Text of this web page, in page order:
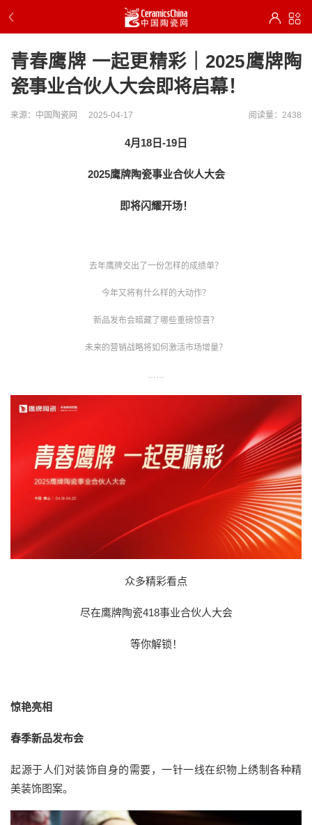
青春鹰牌 一起更精彩｜2025鹰牌陶
瓷事业合伙人大会即将启幕！
来源：中国陶瓷网 2025-04-17 阅读量：2438
4月18日-19日
2025鹰牌陶瓷事业合伙人大会
即将闪耀开场！
去年鹰牌交出了一份怎样的成绩单？
今年又将有什么样的大动作？
新品发布会暗藏了哪些重磅惊喜？
未来的营销战略将如何激活市场增量？
……
众多精彩看点
尽在鹰牌陶瓷418事业合伙人大会
等你解锁！
惊艳亮相
春季新品发布会
起源于人们对装饰自身的需要，一针一线在织物上绣制各种精
美装饰图案。